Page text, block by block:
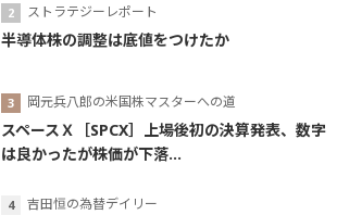
ストラテジーレポート
半導体株の調整は底値をつけたか
岡元兵八郎の米国株マスターへの道
スペースＸ［SPCX］上場後初の決算発表、数字
は良かったが株価が下落...
吉田恒の為替デイリー